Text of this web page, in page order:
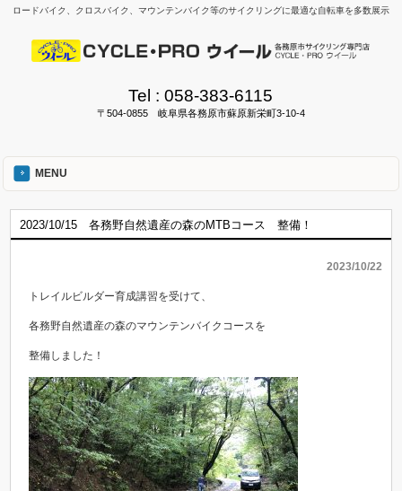
ロードバイク、クロスバイク、マウンテンバイク等のサイクリングに最適な自転車を多数展示
Tel :058-383-6115
〒504-0855 岐阜県各務原市蘇原新栄町3-10-4
MENU
2023/10/15 各務野自然遺産の森のMTBコース 整備！
2023/10/22
トレイルビルダー育成講習を受けて、
各務野自然遺産の森のマウンテンバイクコースを
整備しました！